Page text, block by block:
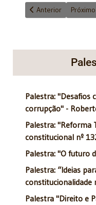
Artigo anterior:
Anterior Próximo
Palestra: "Desafios
corrupção" -
Palestra: "Reforma
constitucional nº
Palestra: "O futuro
Palestra: “Ideias
constitucionalidade
Palestra "Direito e